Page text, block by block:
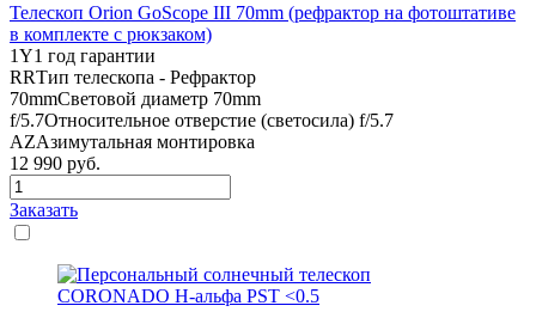
Телескоп Orion GoScope III 70mm (рефрактор на фотоштативе
в комплекте с рюкзаком)
1Y1 год гарантии
RRТип телескопа - Рефрактор
70mmСветовой диаметр 70mm
f/5.7Относительное отверстие (светосила) f/5.7
AZАзимутальная монтировка
12 990 руб.
Заказать